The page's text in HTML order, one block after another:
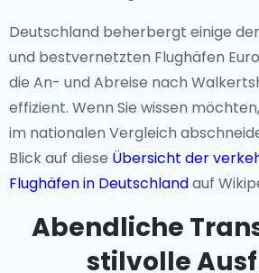
Deutschland beherbergt einige
und bestvernetzten Flughäfen
die An- und Abreise nach
effizient. Wenn Sie wissen
im nationalen Vergleich
Blick auf diese Übersicht der
Flughäfen in Deutschlandauf
Abendliche
stilvolle